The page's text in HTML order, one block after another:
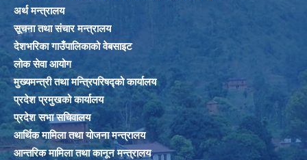
अर्थ मन्त्रालय
सूचना तथा संचार मन्त्रालय
देशभरिका गाउँपालिकाको वेबसाइट
लोक सेवा आयोग
मुख्यमन्त्री तथा मन्त्रिपरिषद्को कार्यालय
प्रदेश प्रमुखको कार्यालय
प्रदेश सभा सचिवालय
आर्थिक मामिला तथा योजना मन्त्रालय
आन्तरिक मामिला तथा कानून मन्त्रालय